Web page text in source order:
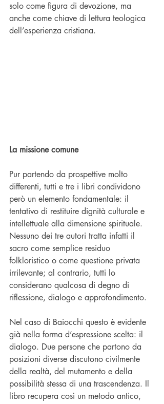
solo come figura di devozione, ma
anche come chiave di lettura teologica
dell’esperienza cristiana.
La missione comune
Pur partendo da prospettive molto
differenti, tutti e tre i libri condividono
però un elemento fondamentale: il
tentativo di restituire dignità culturale e
intellettuale alla dimensione spirituale.
Nessuno dei tre autori tratta infatti il
sacro come semplice residuo
folkloristico o come questione privata
irrilevante; al contrario, tutti lo
considerano qualcosa di degno di
riflessione, dialogo e approfondimento.
Nel caso di Baiocchi questo è evidente
già nella forma d’espressione scelta: il
dialogo. Due persone che partono da
posizioni diverse discutono civilmente
della realtà, del mutamento e della
possibilità stessa di una trascendenza. Il
libro recupera così un metodo antico,